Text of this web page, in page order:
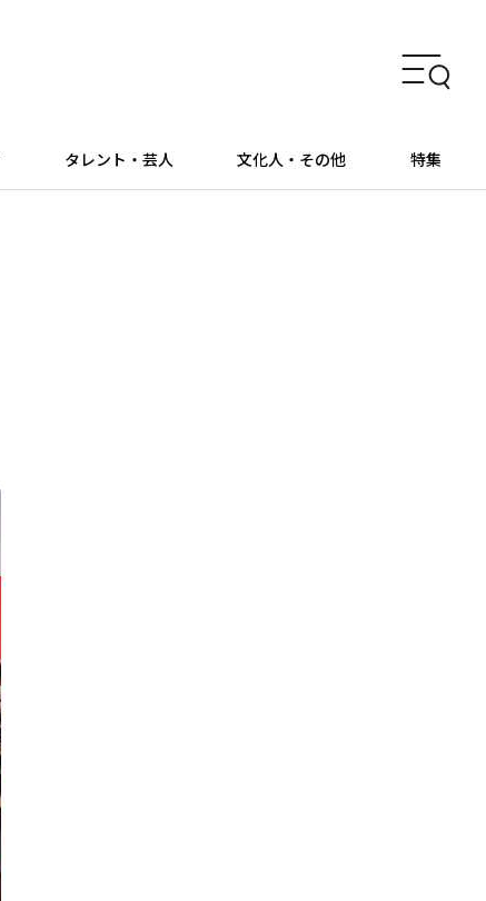
タレント・芸人 文化人・その他 特集